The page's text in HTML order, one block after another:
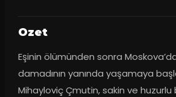
Ozet
Eşinin ölümünden sonra Moskova’da
damadının yanında yaşamaya
Mihayloviç Çmutin, sakin ve huzurlu